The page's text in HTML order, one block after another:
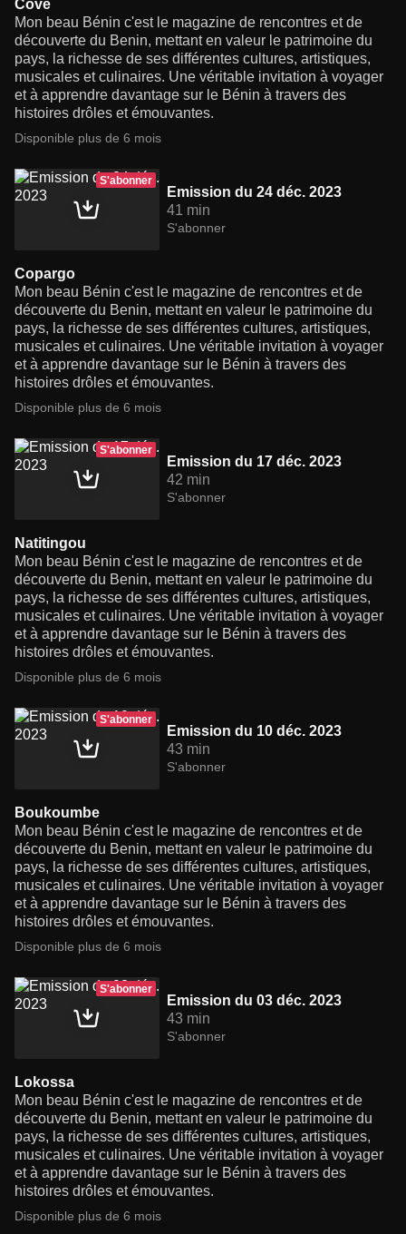
Cove
Mon beau Bénin c'est le magazine de rencontres et de
découverte du Benin, mettant en valeur le patrimoine du
pays, la richesse de ses différentes cultures, artistiques,
musicales et culinaires. Une véritable invitation à voyager
et à apprendre davantage sur le Bénin à travers des
histoires drôles et émouvantes.
Disponible plus de 6 mois
S'abonner
Emission du 24 déc. 2023
41 min
S'abonner
Copargo
Mon beau Bénin c'est le magazine de rencontres et de
découverte du Benin, mettant en valeur le patrimoine du
pays, la richesse de ses différentes cultures, artistiques,
musicales et culinaires. Une véritable invitation à voyager
et à apprendre davantage sur le Bénin à travers des
histoires drôles et émouvantes.
Disponible plus de 6 mois
S'abonner
Emission du 17 déc. 2023
42 min
S'abonner
Natitingou
Mon beau Bénin c'est le magazine de rencontres et de
découverte du Benin, mettant en valeur le patrimoine du
pays, la richesse de ses différentes cultures, artistiques,
musicales et culinaires. Une véritable invitation à voyager
et à apprendre davantage sur le Bénin à travers des
histoires drôles et émouvantes.
Disponible plus de 6 mois
S'abonner
Emission du 10 déc. 2023
43 min
S'abonner
Boukoumbe
Mon beau Bénin c'est le magazine de rencontres et de
découverte du Benin, mettant en valeur le patrimoine du
pays, la richesse de ses différentes cultures, artistiques,
musicales et culinaires. Une véritable invitation à voyager
et à apprendre davantage sur le Bénin à travers des
histoires drôles et émouvantes.
Disponible plus de 6 mois
S'abonner
Emission du 03 déc. 2023
43 min
S'abonner
Lokossa
Mon beau Bénin c'est le magazine de rencontres et de
découverte du Benin, mettant en valeur le patrimoine du
pays, la richesse de ses différentes cultures, artistiques,
musicales et culinaires. Une véritable invitation à voyager
et à apprendre davantage sur le Bénin à travers des
histoires drôles et émouvantes.
Disponible plus de 6 mois